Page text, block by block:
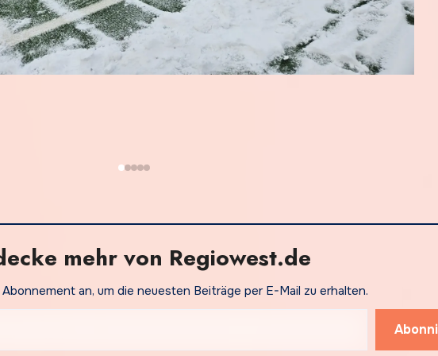
mehr von Regiowest.de
Abonnement an, um die neuesten Beiträge per E-Mail zu erhalten.